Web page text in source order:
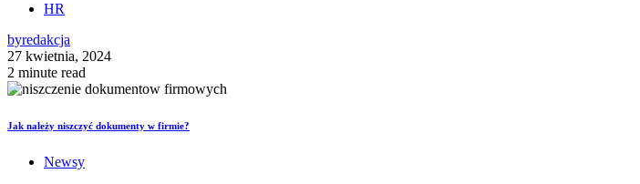
HR
byredakcja
27 kwietnia, 2024
2 minute read
Jak należy niszczyć dokumenty w firmie?
Newsy